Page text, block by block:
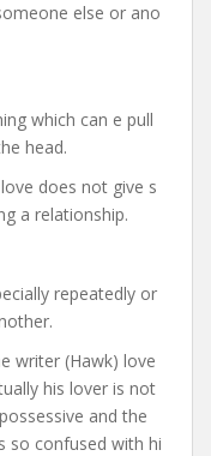
else or ano
which can e pull
head.
does not give s
a relationship.
repeatedly or
writer (Hawk) love
his lover is not
and the
so confused with hi